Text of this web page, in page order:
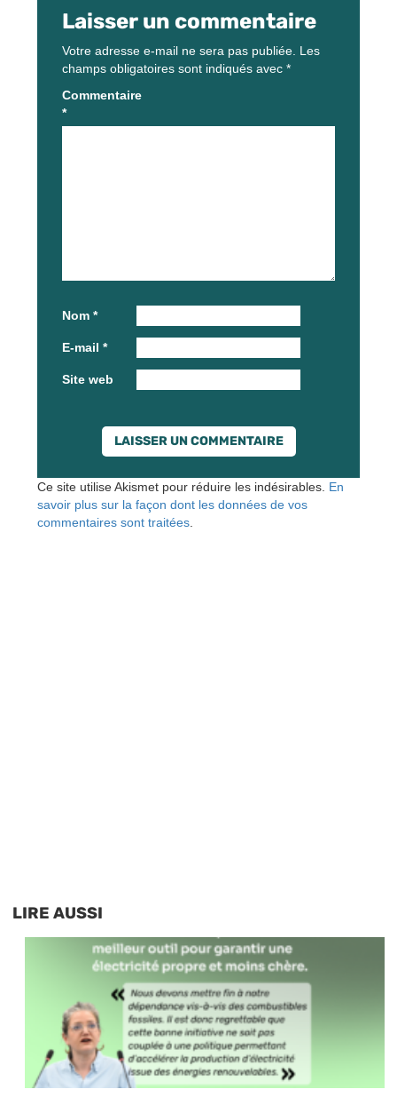
Laisser un commentaire
Votre adresse e-mail ne sera pas publiée. Les
champs obligatoires sont indiqués avec *
Commentaire
*
Nom *
E-mail *
Site web
Ce site utilise Akismet pour réduire les indésirables. En
savoir plus sur la façon dont les données de vos
commentaires sont traitées
LIRE AUSSI